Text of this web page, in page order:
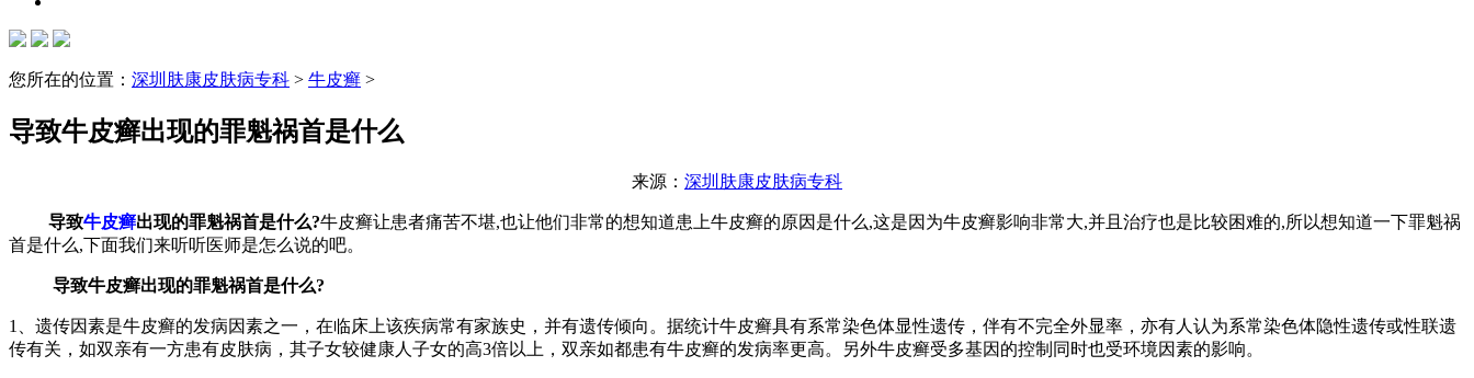
您所在的位置： 深圳肤康皮肤病专科 > 牛皮癣 >
导致牛皮癣出现的罪魁祸首是什么
来源： 深圳肤康皮肤病专科
导致牛皮癣出现的罪魁祸首是什么?牛皮癣让患者痛苦不堪,也让他们非常的想知道患上牛皮癣的原因是什么,这是因为牛皮癣影响非常大,并且治疗也是比较困难的,所以想知道一下罪魁祸
首是什么,下面我们来听听医师是怎么说的吧。
导致牛皮癣出现的罪魁祸首是什么?
1、遗传因素是牛皮癣的发病因素之一，在临床上该疾病常有家族史，并有遗传倾向。据统计牛皮癣具有系常染色体显性遗传，伴有不完全外显率，亦有人认为系常染色体隐性遗传或性联遗
传有关，如双亲有一方患有皮肤病，其子女较健康人子女的高3倍以上，双亲如都患有牛皮癣的发病率更高。另外牛皮癣受多基因的控制同时也受环境因素的影响。